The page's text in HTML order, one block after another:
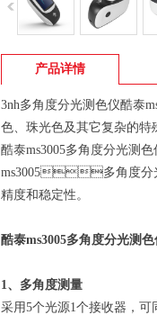
产品详情
3nh多角度分光测色仪酷泰
色、珠光色及其它复杂的
酷泰ms3005多角度分光测
ms3005多角度分光
精度和稳定性。
酷泰ms3005多角度分光测
1、多角度测量
采用5个光源1个接收器，可